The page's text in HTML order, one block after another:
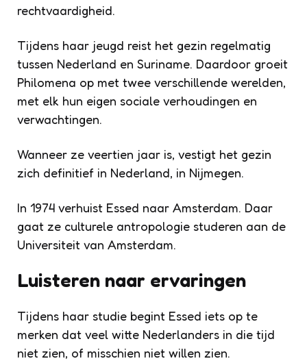
rechtvaardigheid.
Tijdens haar jeugd reist het gezin regelmatig
tussen Nederland en Suriname. Daardoor groeit
Philomena op met twee verschillende werelden,
met elk hun eigen sociale verhoudingen en
verwachtingen.
Wanneer ze veertien jaar is, vestigt het gezin
zich definitief in Nederland, in Nijmegen.
In 1974 verhuist Essed naar Amsterdam. Daar
gaat ze culturele antropologie studeren aan de
Universiteit van Amsterdam.
Luisteren naar ervaringen
Tijdens haar studie begint Essed iets op te
merken dat veel witte Nederlanders in die tijd
niet zien, of misschien niet willen zien.